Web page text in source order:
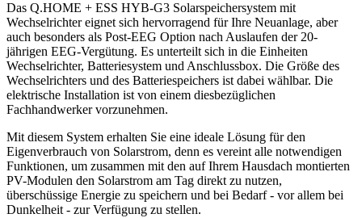
Das Q.HOME + ESS HYB-G3 Solarspeichersystem mit
Wechselrichter eignet sich hervorragend für Ihre Neuanlage, aber
auch besonders als Post-EEG Option nach Auslaufen der 20-
jährigen EEG-Vergütung. Es unterteilt sich in die Einheiten
Wechselrichter, Batteriesystem und Anschlussbox. Die Größe des
Wechselrichters und des Batteriespeichers ist dabei wählbar. Die
elektrische Installation ist von einem diesbezüglichen
Fachhandwerker vorzunehmen.
Mit diesem System erhalten Sie eine ideale Lösung für den
Eigenverbrauch von Solarstrom, denn es vereint alle notwendigen
Funktionen, um zusammen mit den auf Ihrem Hausdach montierten
PV-Modulen den Solarstrom am Tag direkt zu nutzen,
überschüssige Energie zu speichern und bei Bedarf - vor allem bei
Dunkelheit - zur Verfügung zu stellen.